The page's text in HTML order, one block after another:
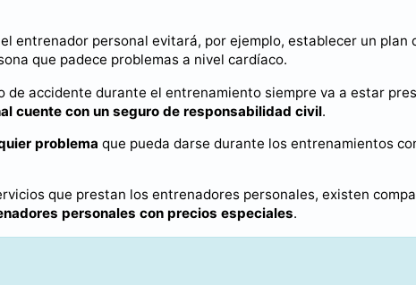
entrenador personal evitará, por ejemplo, establecer un plan
que padece problemas a nivel cardíaco.
de accidente durante el entrenamiento siempre va a estar
cuente con un seguro de responsabilidad civil.
problema que pueda darse durante los entrenamientos
que prestan los entrenadores personales, existen
personales con precios especiales.